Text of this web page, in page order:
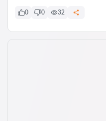
0 0 32